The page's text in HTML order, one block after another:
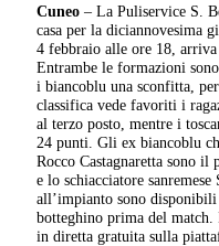
Cuneo – La Puliservice S.
casa per la diciannovesima
4 febbraio alle ore 18,
Entrambe le formazioni
i biancoblu una sconfitta,
classifica vede favoriti i
al terzo posto, mentre i
24 punti. Gli ex biancoblu
Rocco Castagnaretta sono il
e lo schiacciatore
all’impianto sono
botteghino prima del match.
in diretta gratuita sulla